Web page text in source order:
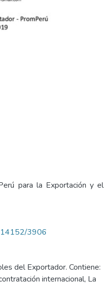
para la Exportación y el
3906
del Exportador. Contiene:
internacional, La